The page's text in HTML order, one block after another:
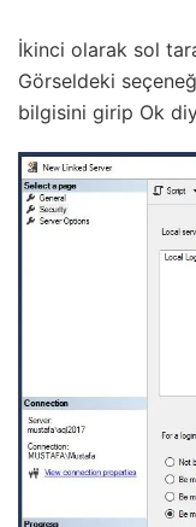
İkinci olarak sol
Görseldeki
bilgisini girip Ok